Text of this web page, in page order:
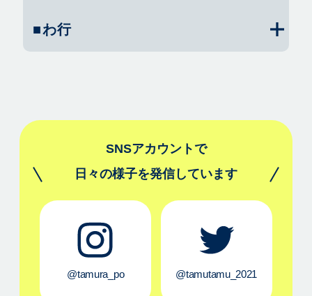
■わ行
SNSアカウントで
日々の様子を発信しています
@tamura_po @tamutamu_2021